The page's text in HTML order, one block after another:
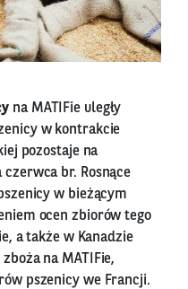
na MATIFie uległy
w kontrakcie
pozostaje na
br. Rosnące
w bieżącym
ocen zbiorów tego
a także w Kanadzie
na MATIFie,
pszenicy we Francji.